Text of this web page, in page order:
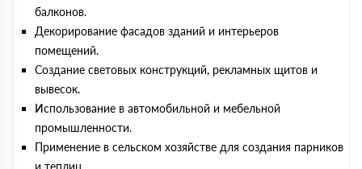
балконов.
Декорирование фасадов зданий и интерьеров
помещений.
Создание световых конструкций, рекламных щитов и
вывесок.
Использование в автомобильной и мебельной
промышленности.
Применение в сельском хозяйстве для создания парников
и теплиц.